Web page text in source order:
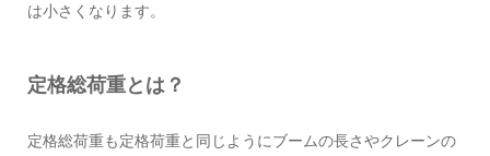
は小さくなります。
定格総荷重とは？
定格総荷重も定格荷重と同じようにブームの長さやクレーンの